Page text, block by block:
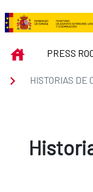
Skip to Main Content
Historias
INICIOPRESS
HISTORIAS DE